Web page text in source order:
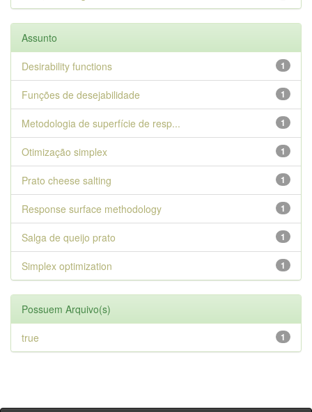
Assunto
1
Desirability functions
1
Funções de desejabilidade
1
Metodologia de superfície de resp...
1
Otimização simplex
1
Prato cheese salting
1
Response surface methodology
1
Salga de queijo prato
1
Simplex optimization
Possuem Arquivo(s)
1
true